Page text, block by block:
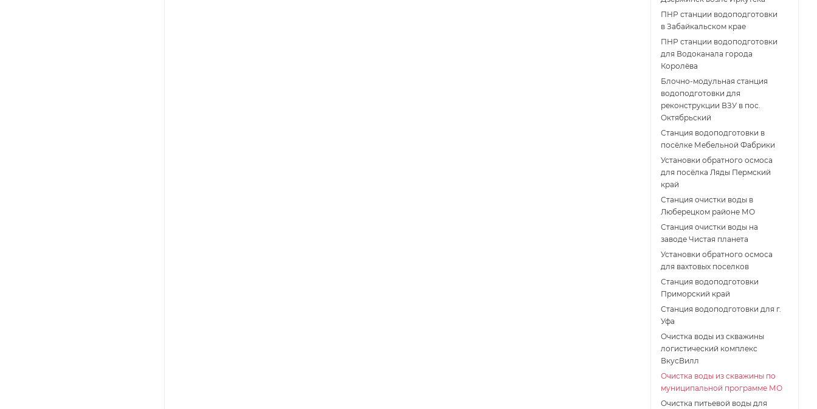
ПНР станции водоподготовки
в Забайкальском крае
ПНР станции водоподготовки
для Водоканала города
Королёва
Блочно-модульная станция
водоподготовки для
реконструкции ВЗУ в пос.
Октябрьский
Станция водоподготовки в
посёлке Мебельной Фабрики
Установки обратного осмоса
для посёлка Ляды Пермский
край
Станция очистки воды в
Люберецком районе МО
Станция очистки воды на
заводе Чистая планета
Установки обратного осмоса
для вахтовых поселков
Станция водоподготовки
Приморский край
Станция водоподготовки для г.
Уфа
Очистка воды из скважины
логистический комплекс
ВкусВилл
Очистка воды из скважины по
муниципальной программе МО
Очистка питьевой воды для